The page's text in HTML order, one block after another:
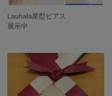
Lauhala星型ピアス
展示中